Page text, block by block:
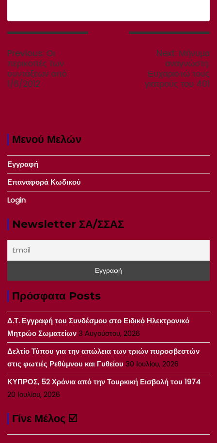
Πλοήγηση
άρθρων
Previous: Previous
post:
Οι
περικοπές των
συντάξεων από
1/6/2012
Next: Next
post:
Μήνυμα
αναγνώστη:
Ευχαριστώ τους
γιατρούς του 401
Μενού Μελών
Εγγραφή
Επαναφορά Κωδικού
Login
Newsletter ΣΑ/ΣΣΑΣ
Πρόσφατα Posts
Δ.Τ. Εγγραφή του Συνδέσμου στο Ειδικό Ηλεκτρονικό
Μητρώο Σωματείων3 Αυγούστου, 2026
Δελτίο Τύπου για την απώλεια των τριών πυροσβεστών
στις φωτιές Ρεθύμνου και Γυθείου 30 Ιουλίου, 2026
ΚΥΠΡΟΣ, 52 Χρόνια από την Τουρκική Εισβολή του 1974
20 Ιουλίου, 2026
Γίνε Μέλος ☑️